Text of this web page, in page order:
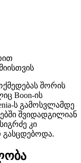
შორის
Boon-ის
ს გამოსვლამდე
შვიდადგილიან
კი
გასცდებოდა.